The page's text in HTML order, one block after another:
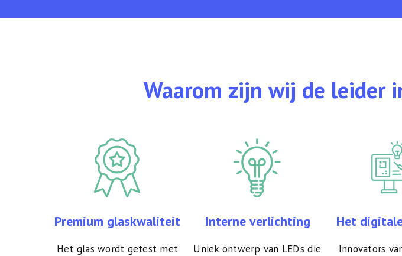
Waarom zijn wij de leider
Premium glaskwaliteit
Het glas wordt getest met
Interne verlichting
Uniek ontwerp van LED’s die
Het
Innovators